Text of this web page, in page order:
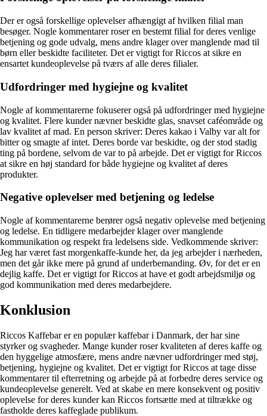
Der er også forskellige oplevelser afhængigt af hvilken filial man
besøger. Nogle kommentarer roser en bestemt filial for deres venlige
betjening og gode udvalg, mens andre klager over manglende mad til
børn eller beskidte faciliteter. Det er vigtigt for Riccos at sikre en
ensartet kundeoplevelse på tværs af alle deres filialer.
Udfordringer med hygiejne og kvalitet
Nogle af kommentarerne fokuserer også på udfordringer med hygiejne
og kvalitet. Flere kunder nævner beskidte glas, snavset caféområde og
lav kvalitet af mad. En person skriver: Deres kakao i Valby var alt for
bitter og smagte af intet. Deres borde var beskidte, og der stod stadig
ting på bordene, selvom de var to på arbejde. Det er vigtigt for Riccos
at sikre en høj standard for både hygiejne og kvalitet af deres
produkter.
Negative oplevelser med betjening og ledelse
Nogle af kommentarerne berører også negativ oplevelse med betjening
og ledelse. En tidligere medarbejder klager over manglende
kommunikation og respekt fra ledelsens side. Vedkommende skriver:
Jeg har været fast morgenkaffe-kunde her, da jeg arbejder i nærheden,
men det går ikke mere på grund af underbemanding. Øv, for det er en
dejlig kaffe. Det er vigtigt for Riccos at have et godt arbejdsmiljø og
god kommunikation med deres medarbejdere.
Konklusion
Riccos Kaffebar er en populær kaffebar i Danmark, der har sine
styrker og svagheder. Mange kunder roser kvaliteten af deres kaffe og
den hyggelige atmosfære, mens andre nævner udfordringer med støj,
betjening, hygiejne og kvalitet. Det er vigtigt for Riccos at tage disse
kommentarer til efterretning og arbejde på at forbedre deres service og
kundeoplevelse generelt. Ved at skabe en mere konsekvent og positiv
oplevelse for deres kunder kan Riccos fortsætte med at tiltrække og
fastholde deres kaffeglade publikum.